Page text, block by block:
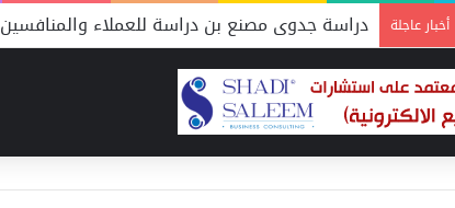
أخبار عاجلة دراسة جدوى مصنع بن دراسة للعملاء والمنافسين